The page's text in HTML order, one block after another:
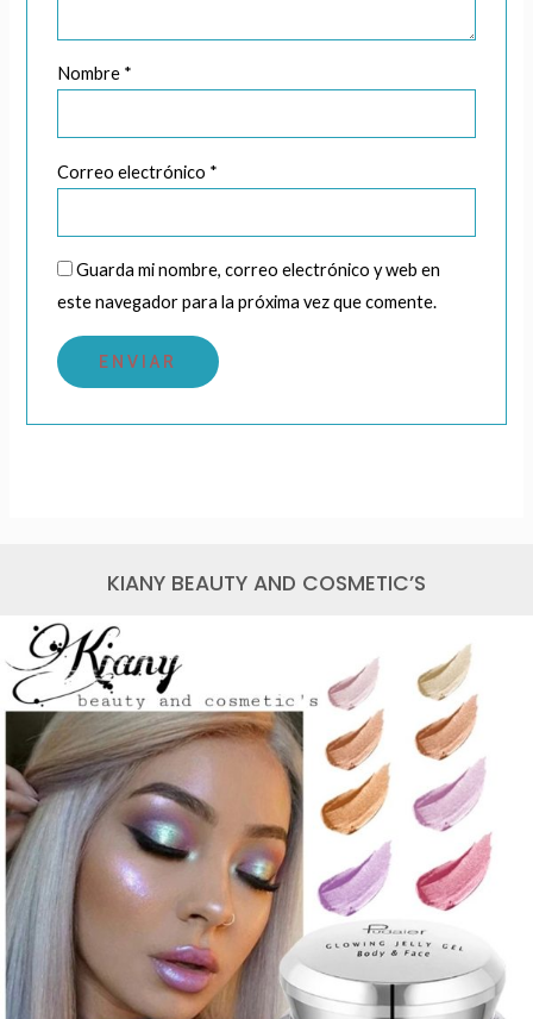
Nombre *
Correo electrónico *
Guarda mi nombre, correo electrónico y web en
este navegador para la próxima vez que comente.
KIANY BEAUTY AND COSMETIC’S